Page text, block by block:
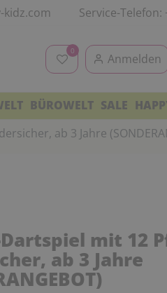
kidz.com Service-Telefon:
0
Anmelden
BÜROWELT SALE
ab 3 Jahre
mit 12
ab 3 Jahre